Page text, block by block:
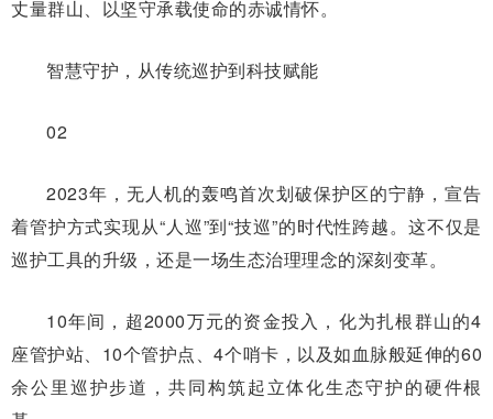
丈量群山、以坚守承载使命的赤诚情怀。
智慧守护，从传统巡护到科技赋能
02
2023年，无人机的轰鸣首次划破保护区的宁静，宣告
着管护方式实现从“人巡”到“技巡”的时代性跨越。这不仅是
巡护工具的升级，还是一场生态治理理念的深刻变革。
10年间，超2000万元的资金投入，化为扎根群山的4
座管护站、10个管护点、4个哨卡，以及如血脉般延伸的60
余公里巡护步道，共同构筑起立体化生态守护的硬件根